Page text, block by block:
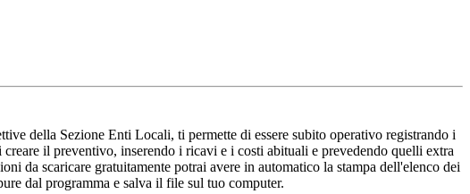
della Sezione Enti Locali, ti permette di essere subito operativo registrando i
il preventivo, inserendo i ricavi e i costi abituali e prevedendo quelli extra
da scaricare gratuitamente potrai avere in automatico la stampa dell'elenco dei
dal programma e salva il file sul tuo computer.